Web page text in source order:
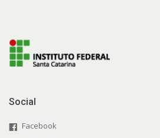
Social
Facebook